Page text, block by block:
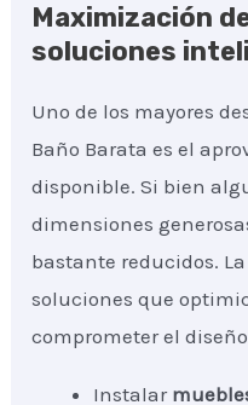
Maximización
soluciones
Uno de los mayores
Baño Barata es el
disponible. Si bien
dimensiones
bastante reducidos.
soluciones que
comprometer el
Instalar